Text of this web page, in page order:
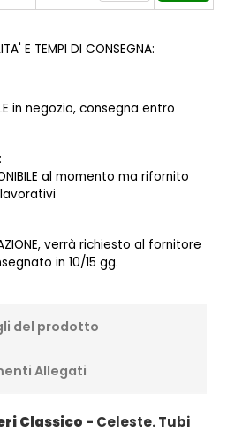
E TEMPI DI CONSEGNA:
in negozio, consegna entro
al momento ma rifornito
verrà richiesto al fornitore
in 10/15 gg.
del prodotto
Allegati
Classico - Celeste. Tubi